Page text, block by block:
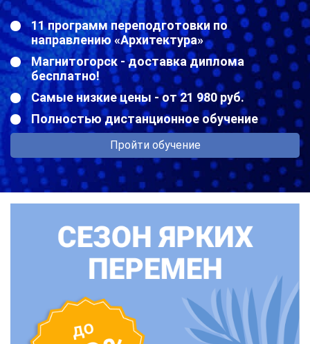
11 программ переподготовки по
направлению «Архитектура»
Магнитогорск - доставка диплома
бесплатно!
Самые низкие цены - от 21 980 руб.
Полностью дистанционное обучение
Пройти обучение